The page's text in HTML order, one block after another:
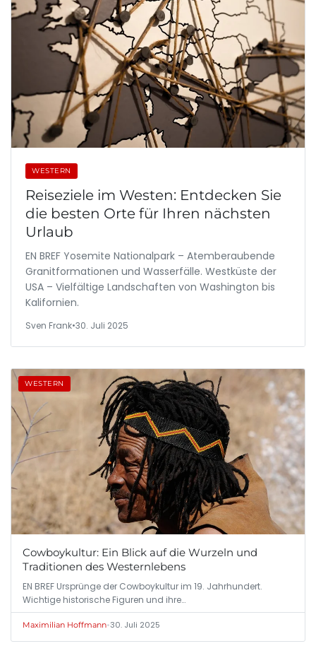
WESTERN
Reiseziele im Westen: Entdecken Sie
die besten Orte für Ihren nächsten
Urlaub
EN BREF Yosemite Nationalpark – Atemberaubende
Granitformationen und Wasserfälle. Westküste der
USA – Vielfältige Landschaften von Washington bis
Kalifornien.
Sven Frank•30. Juli 2025
WESTERN
Cowboykultur: Ein Blick auf die Wurzeln und
Traditionen des Westernlebens
EN BREF Ursprünge der Cowboykultur im 19. Jahrhundert.
Wichtige historische Figuren und ihre…
Maximilian Hoffmann•30. Juli 2025